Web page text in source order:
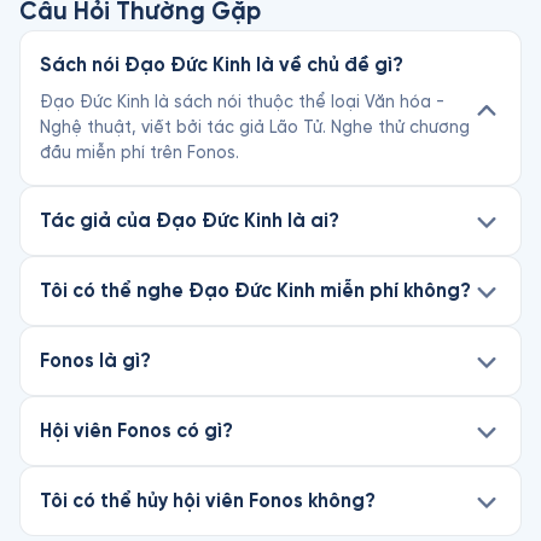
Câu Hỏi Thường Gặp
Sách nói Đạo Đức Kinh là về chủ đề gì?
Đạo Đức Kinh là sách nói thuộc thể loại Văn hóa -
Nghệ thuật, viết bởi tác giả Lão Tử. Nghe thử chương
đầu miễn phí trên Fonos.
Tác giả của Đạo Đức Kinh là ai?
Tôi có thể nghe Đạo Đức Kinh miễn phí không?
Fonos là gì?
Hội viên Fonos có gì?
Tôi có thể hủy hội viên Fonos không?